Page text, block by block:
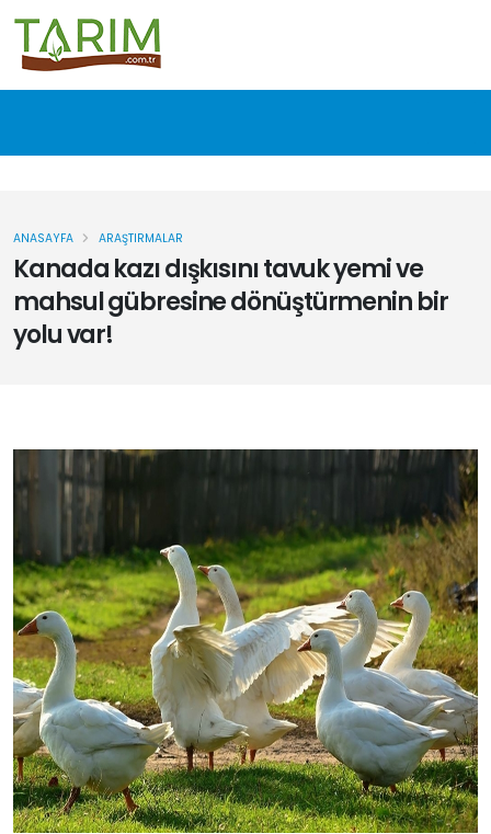
Kanada kazı dışkısını tavuk yemi ve
mahsul gübresine dönüştürmenin bir
yolu var!
ANASAYFA ARAŞTIRMALAR